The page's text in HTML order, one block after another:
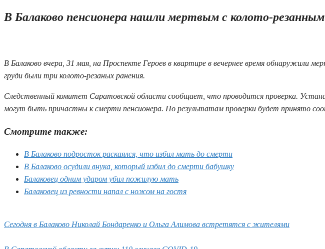
В Балаково пенсионера нашли мертвым с колото-
В Балаково вчера, 31 мая, на Проспекте Героев в квартире в вечернее время обнаружили
груди были три колото-резаных ранения.
Следственный комитет Саратовской области сообщает, что проводится проверка.
могут быть причастны к смерти пенсионера. По результатам проверки будет принято
Смотрите также:
В Балаково подросток раскаялся, что избил мать до смерти
В Балаково осудили внука, который избил до смерти бабушку
Балаковец одним ударом убил пожилую мать
Балаковец из ревности напал с ножом на гостя
Сегодня в Балаково Николай Бондаренко и Ольга Алимова встретятся с жителями